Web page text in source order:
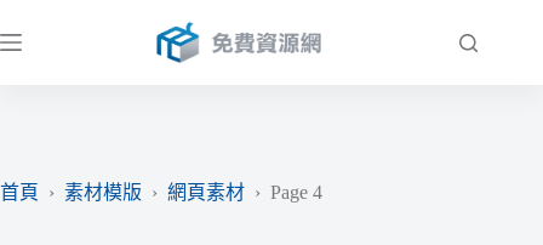
至
首頁
› 素材模版 › 網頁素材 › Page 4